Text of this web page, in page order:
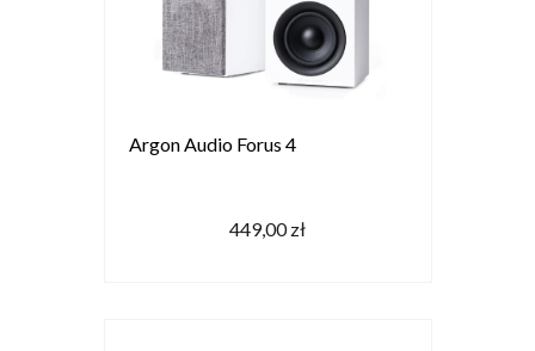
Argon Audio Forus 4
449,00 zł